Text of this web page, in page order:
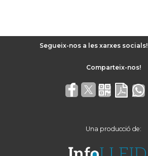
Segueix-nos a les xarxes socials!
Una producció de: